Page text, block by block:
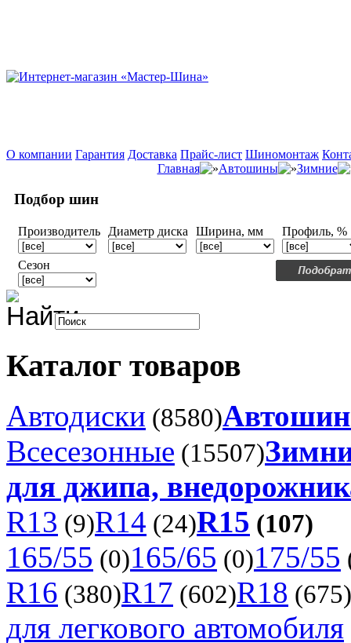
О компании Гарантия Доставка Прайс-лист Шиномонтаж
Главная
Автошины Зимние
Подбор шин
Производитель Диаметр диска Ширина, мм Профиль, %
Сезон
Каталог товаров
Автодиски (8580)
Всесезонные (15507)
для джипа,
R13 (9)R14 (24)R15 (107)
165/55 (0)165/65 (0)175/55
R16 (380)R17 (602)R18 (675)
для легкового автомобиля